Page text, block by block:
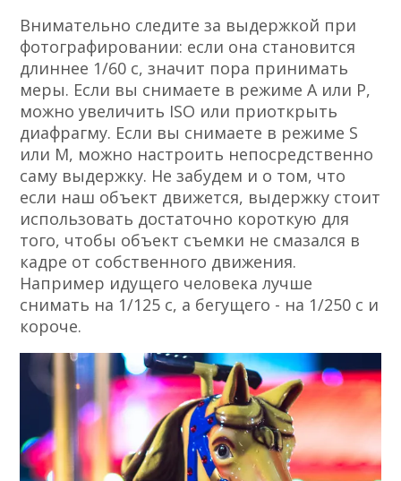
Внимательно следите за выдержкой при
фотографировании: если она становится
длиннее 1/60 с, значит пора принимать
меры. Если вы снимаете в режиме A или P,
можно увеличить ISO или приоткрыть
диафрагму. Если вы снимаете в режиме S
или M, можно настроить непосредственно
саму выдержку. Не забудем и о том, что
если наш объект движется, выдержку стоит
использовать достаточно короткую для
того, чтобы объект съемки не смазался в
кадре от собственного движения.
Например идущего человека лучше
снимать на 1/125 с, а бегущего - на 1/250 с и
короче.